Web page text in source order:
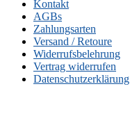
Kontakt
AGBs
Zahlungsarten
Versand / Retoure
Widerrufsbelehrung
Vertrag widerrufen
Datenschutzerklärung